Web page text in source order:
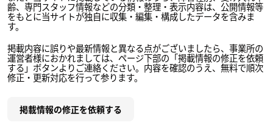
齢、専門スタッフ情報などの分類・整理・表示内容は、公開情報等
をもとに当サイトが独自に収集・編集・構成したデータを含みま
す。
掲載内容に誤りや最新情報と異なる点がございましたら、事業所の
運営者様におかれましては、ページ下部の「掲載情報の修正を依頼
する」ボタンよりご連絡ください。内容を確認のうえ、無料で順次
修正・更新対応を行って参ります。
掲載情報の修正を依頼する